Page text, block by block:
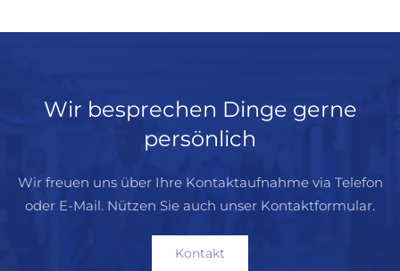
Wir besprechen Dinge gerne
persönlich
Wir freuen uns über Ihre Kontaktaufnahme via Telefon
oder E-Mail. Nützen Sie auch unser Kontaktformular.
Kontakt